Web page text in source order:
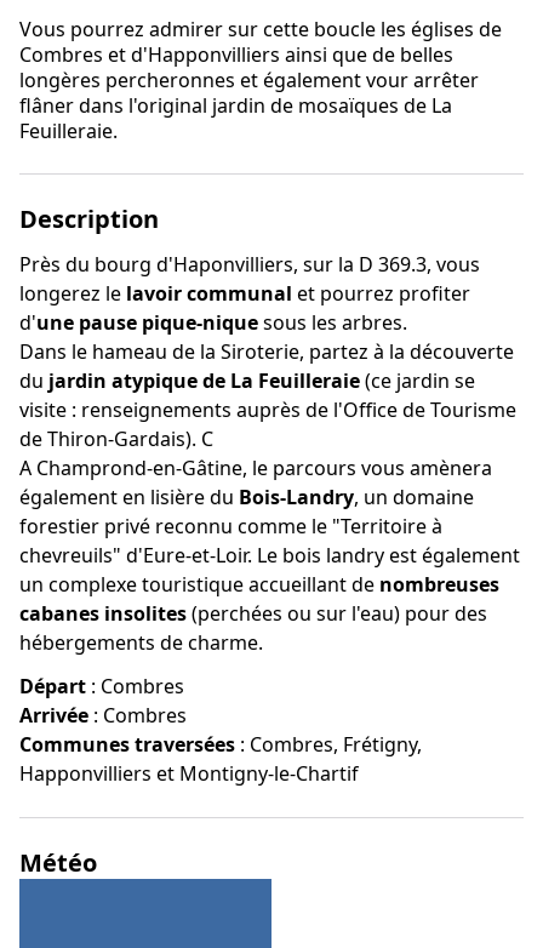
Vous pourrez admirer sur cette boucle les églises de
Combres et d'Happonvilliers ainsi que de belles
longères percheronnes et également vour arrêter
flâner dans l'original jardin de mosaïques de La
Feuilleraie.
Description
Près du bourg d'Haponvilliers, sur la D 369.3, vous
longerez le lavoir communal et pourrez profiter
d'une pause pique-niquesous les arbres.
Dans le hameau de la Siroterie, partez à la découverte
du jardin atypique de La Feuilleraie(ce jardin se
visite : renseignements auprès de l'Office de Tourisme
de Thiron-Gardais). C
A Champrond-en-Gâtine, le parcours vous amènera
également en lisière du Bois-Landry, un domaine
forestier privé reconnu comme le "Territoire à
chevreuils" d'Eure-et-Loir. Le bois landry est également
un complexe touristique accueillant de nombreuses
cabanes insolites(perchées ou sur l'eau) pour des
hébergements de charme.
Départ : Combres
Arrivée : Combres
Communes traversées : Combres, Frétigny,
Happonvilliers et Montigny-le-Chartif
Météo